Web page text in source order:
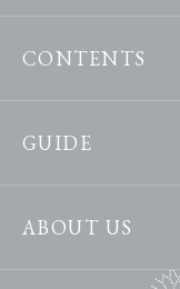
CONTENTS
GUIDE
ABOUT US